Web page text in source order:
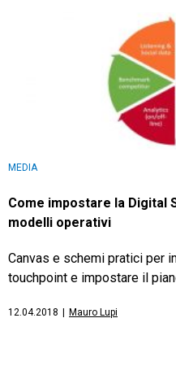
MEDIA
Come impostare la Digital
modelli operativi
Canvas e schemi pratici per
touchpoint e impostare il
12.04.2018 Mauro Lupi